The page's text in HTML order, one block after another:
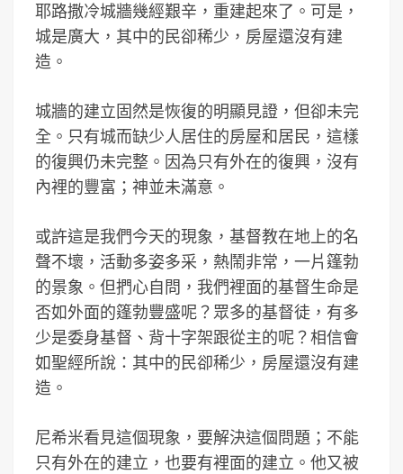
耶路撒冷城牆幾經艱辛，重建起來了。可是，
城是廣大，其中的民卻稀少，房屋還沒有建
造。
城牆的建立固然是恢復的明顯見證，但卻未完
全。只有城而缺少人居住的房屋和居民，這樣
的復興仍未完整。因為只有外在的復興，沒有
內裡的豐富；神並未滿意。
或許這是我們今天的現象，基督教在地上的名
聲不壞，活動多姿多采，熱鬧非常，一片篷勃
的景象。但捫心自問，我們裡面的基督生命是
否如外面的篷勃豐盛呢？眾多的基督徒，有多
少是委身基督、背十字架跟從主的呢？相信會
如聖經所說：其中的民卻稀少，房屋還沒有建
造。
尼希米看見這個現象，要解決這個問題；不能
只有外在的建立，也要有裡面的建立。他又被